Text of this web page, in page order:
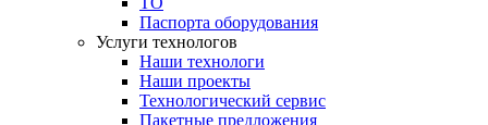
Паспорта оборудования
Услуги технологов
Наши технологи
Наши проекты
Технологический сервис
Пакетные предложения